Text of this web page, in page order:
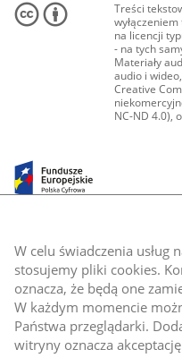
W celu świadczenia usług
stosujemy pliki cookies.
oznacza, że będą one
W każdym momencie
Państwa przeglądarki.
witryny oznacza
Treści
na licencji
- na tych
Materiały
audio i
Creative
NC-ND 4.0),